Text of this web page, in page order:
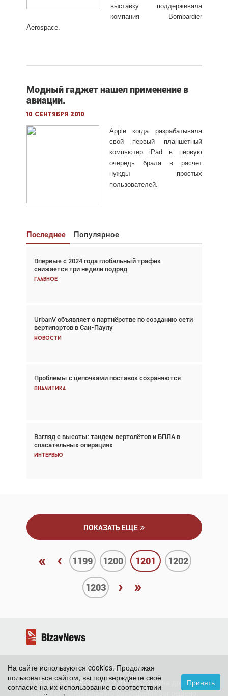
выставку поддерживала
компания Bombardier
Aerospace.
Модный гаджет нашел применение в
авиации.
10 сентября 2010
Apple когда разрабатывала
свой первый планшетный
компьютер iPad в первую
очередь брала в расчет
нужды простых
пользователей.
Последнее Популярное
Впервые с 2024 года глобальный трафик
снижается три недели подряд
Главное
UrbanV объявляет о партнёрстве по созданию сети
вертипортов в Сан-Паулу
Новости
Проблемы с цепочками поставок сохраняются
Аналитика
Взгляд с высоты: тандем вертолётов и БПЛА в
спасательных операциях
Интервью
Взгляд с высоты: тандем вертолётов и БПЛА в
спасательных операциях
Главное
Авиационный фотограф Дэйв Кох: «Фотография
говорит сама за себя... а ИИ всё портит»
Новости
Впервые с 2024 года глобальный трафик
снижается три недели подряд
Частный самолёт – это актив. Подходите к
покупке соответствующим образом
Интервью
ПОКАЗАТЬ ЕЩЕ
« ‹ 1199 1200 1201 1202
1203 › »
2026 ©BizavNews
Копирование контента и размещение на других
сайтах без специального разрешения запрещено.
На сайте используются cookies. Продолжая
пользоваться сайтом, вы подтверждаете своё
согласие на их использование в соответствии
Принять